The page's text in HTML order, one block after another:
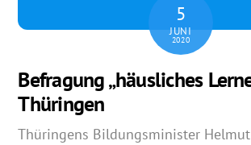
5
JUNI
2020
Befragung „häusliches
Thüringen
Thüringens Bildungsminister